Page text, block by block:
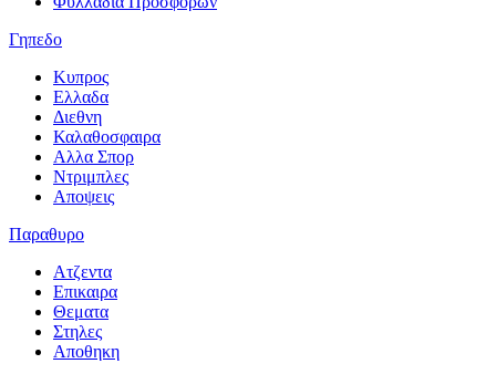
Γηπεδο
Κυπρος
Ελλαδα
Διεθνη
Καλαθοσφαιρα
Αλλα Σπορ
Ντριμπλες
Αποψεις
Παραθυρο
Ατζεντα
Επικαιρα
Θεματα
Στηλες
Αποθηκη